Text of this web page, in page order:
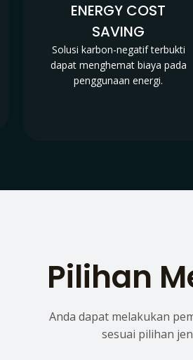
ENERGY COST
SAVING
Solusi karbon-negatif terbukti
dapat menghemat biaya pada
penggunaan energi.
Pilihan
Anda dapat melakukan
sesuai pilihan